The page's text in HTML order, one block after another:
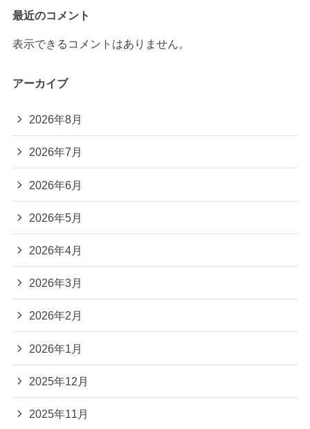
最近のコメント
表示できるコメントはありません。
アーカイブ
2026年8月
2026年7月
2026年6月
2026年5月
2026年4月
2026年3月
2026年2月
2026年1月
2025年12月
2025年11月